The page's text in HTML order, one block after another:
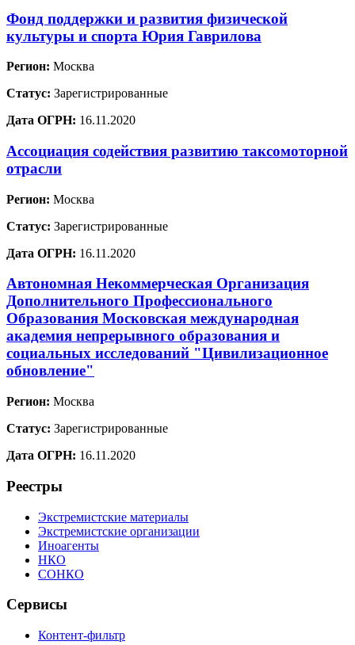
Фонд поддержки и развития физической
культуры и спорта Юрия Гаврилова
Регион: Москва
Статус: Зарегистрированные
Дата ОГРН: 16.11.2020
Ассоциация содействия развитию таксомоторной
отрасли
Регион: Москва
Статус: Зарегистрированные
Дата ОГРН: 16.11.2020
Автономная Некоммерческая Организация
Дополнительного Профессионального
Образования Московская международная
академия непрерывного образования и
социальных исследований "Цивилизационное
обновление"
Регион: Москва
Статус: Зарегистрированные
Дата ОГРН: 16.11.2020
Реестры
Экстремистские материалы
Экстремистские организации
Иноагенты
НКО
СОНКО
Сервисы
Контент-фильтр